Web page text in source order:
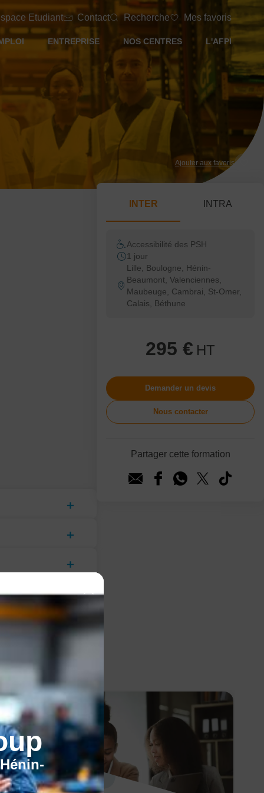
Etudiant Contact Recherche Mes favoris
ENTREPRISE NOS CENTRES L'AFPI
Ajouter aux favoris
INTER INTRA
Accessibilité des PSH
1 jour
Lille, Boulogne, Hénin-
Beaumont, Valenciennes,
Maubeuge, Cambrai, St-Omer,
Calais, Béthune
295 € HT
Demander un devis
Nous contacter
Partager cette formation